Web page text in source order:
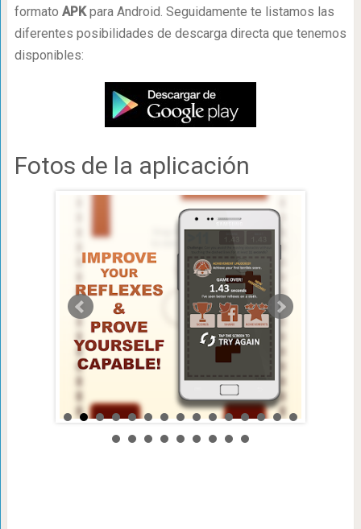
formato APKpara Android. Seguidamente te listamos las
diferentes posibilidades de descarga directa que tenemos
disponibles:
Fotos de la aplicación